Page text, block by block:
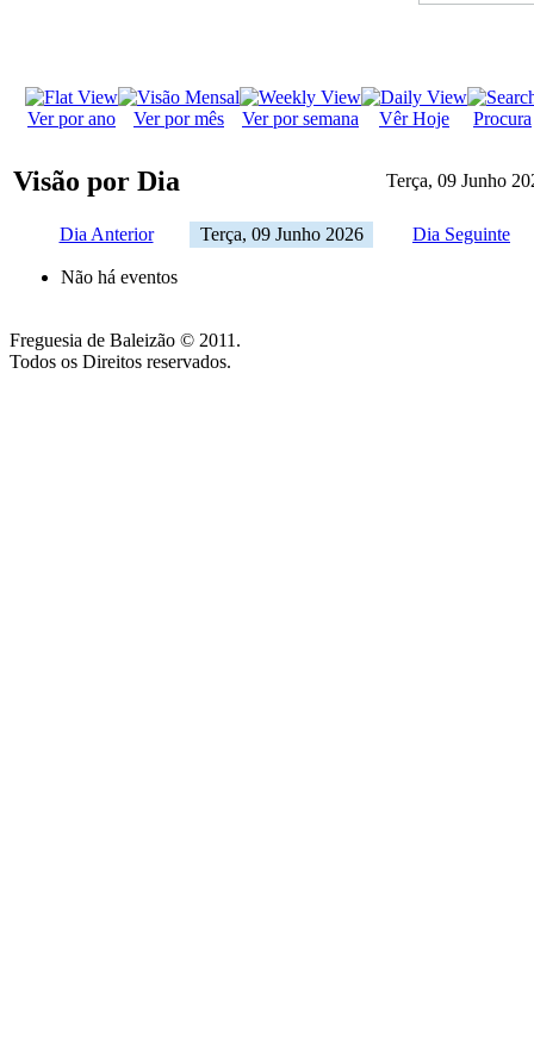
Ver por ano Ver por mês Ver por semana Vêr Hoje Procura
Visão por Dia Terça, 09 Junho
Dia Anterior Terça, 09 Junho 2026 Dia Seguinte
Não há eventos
Freguesia de Baleizão © 2011.
Todos os Direitos reservados.